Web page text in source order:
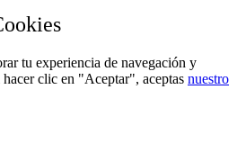
tu experiencia de navegación y
clic en "Aceptar", aceptas nuestro